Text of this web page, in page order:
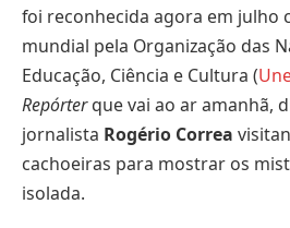
foi reconhecida agora em julho
mundial pela Organização das
Educação, Ciência e Cultura (
Repórterque vai ao ar amanhã,
jornalista Rogério Correa
cachoeiras para mostrar os
isolada.